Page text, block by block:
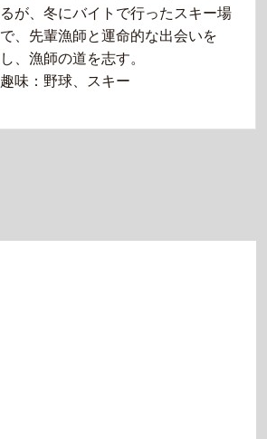
るが、冬にバイトで行ったスキー場
で、先輩漁師と運命的な出会いを
し、漁師の道を志す。
趣味：野球、スキー